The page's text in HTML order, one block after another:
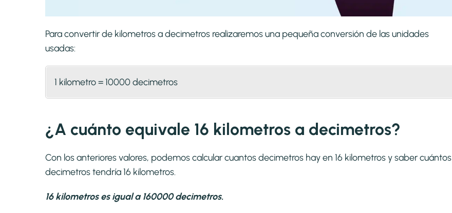
Para convertir de kilometros a decimetros realizaremos una pequeña conversión de las unidades
usadas:
1 kilometro = 10000 decimetros
¿A cuánto equivale 16 kilometros a decimetros?
Con los anteriores valores, podemos calcular cuantos decimetros hay en 16 kilometros y saber cuántos
decimetros tendría 16 kilometros.
16 kilometros es igual a 160000 decimetros.